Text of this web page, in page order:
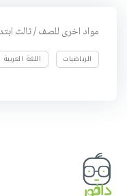
مواد اخرى للصف / ثالث
الرياضيات اللغة العربية